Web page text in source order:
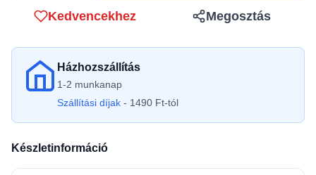
Kedvencekhez Megosztás
Házhozszállítás
1-2 munkanap
Szállítási díjak - 1490 Ft-tól
Készletinformáció